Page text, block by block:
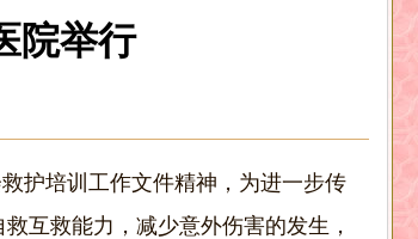
院举行
护培训工作文件精神，为进一步传
互救能力，减少意外伤害的发生，